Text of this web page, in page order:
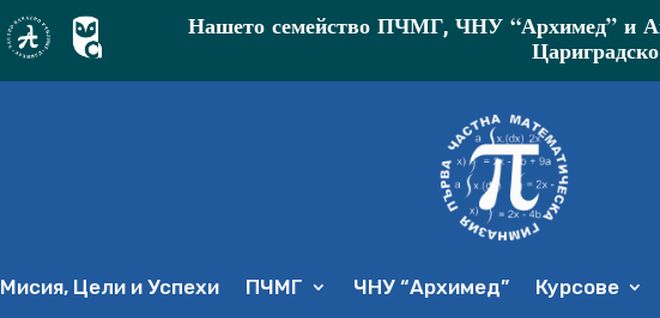
Нашето семейство ПЧМГ, ЧНУ “Архимед” и
Мисия, Цели и Успехи ПЧМГ ЧНУ “Архимед” Курсове